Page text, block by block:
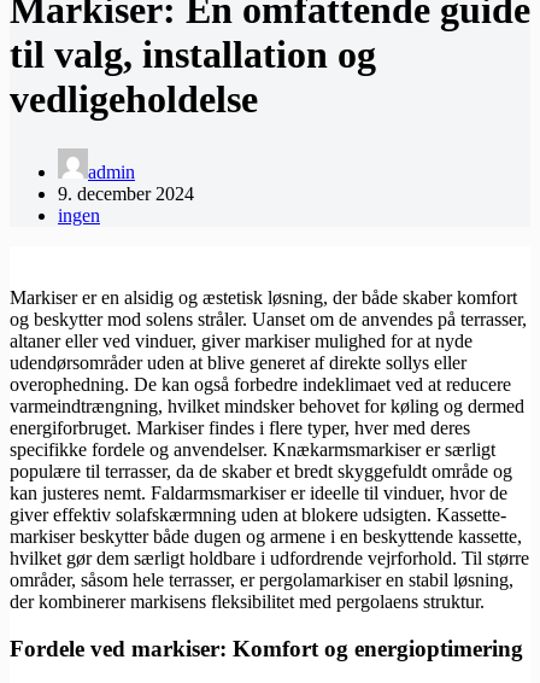
Markiser: En omfattende guide
til valg, installation og
vedligeholdelse
admin
9. december 2024
ingen
Markiser er en alsidig og æstetisk løsning, der både skaber komfort
og beskytter mod solens stråler. Uanset om de anvendes på terrasser,
altaner eller ved vinduer, giver markiser mulighed for at nyde
udendørsområder uden at blive generet af direkte sollys eller
overophedning. De kan også forbedre indeklimaet ved at reducere
varmeindtrængning, hvilket mindsker behovet for køling og dermed
energiforbruget. Markiser findes i flere typer, hver med deres
specifikke fordele og anvendelser. Knækarmsmarkiser er særligt
populære til terrasser, da de skaber et bredt skyggefuldt område og
kan justeres nemt. Faldarmsmarkiser er ideelle til vinduer, hvor de
giver effektiv solafskærmning uden at blokere udsigten. Kassette-
markiser beskytter både dugen og armene i en beskyttende kassette,
hvilket gør dem særligt holdbare i udfordrende vejrforhold. Til større
områder, såsom hele terrasser, er pergolamarkiser en stabil løsning,
der kombinerer markisens fleksibilitet med pergolaens struktur.
Fordele ved markiser: Komfort og energioptimering